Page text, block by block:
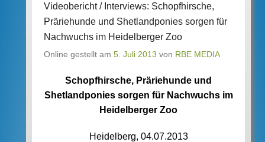
Videobericht / Interviews: Schopfhirsche,
Präriehunde und Shetlandponies sorgen für
Nachwuchs im Heidelberger Zoo
Online gestellt am 5. Juli 2013 von RBE MEDIA
Schopfhirsche, Präriehunde und
Shetlandponies sorgen für Nachwuchs im
Heidelberger Zoo
Heidelberg, 04.07.2013